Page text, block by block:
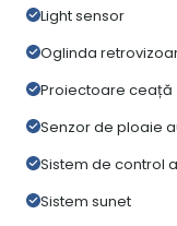
Light sensor
Oglinda
Proiectoare ceață
Senzor de ploaie
Sistem de control
Sistem sunet